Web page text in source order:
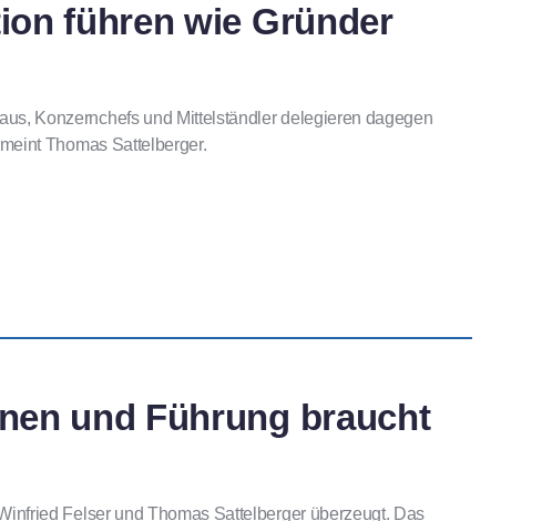
führen wie Gründer
Konzernchefs und Mittelständler delegieren dagegen
Thomas Sattelberger.
und Führung braucht
Felser und Thomas Sattelberger überzeugt. Das